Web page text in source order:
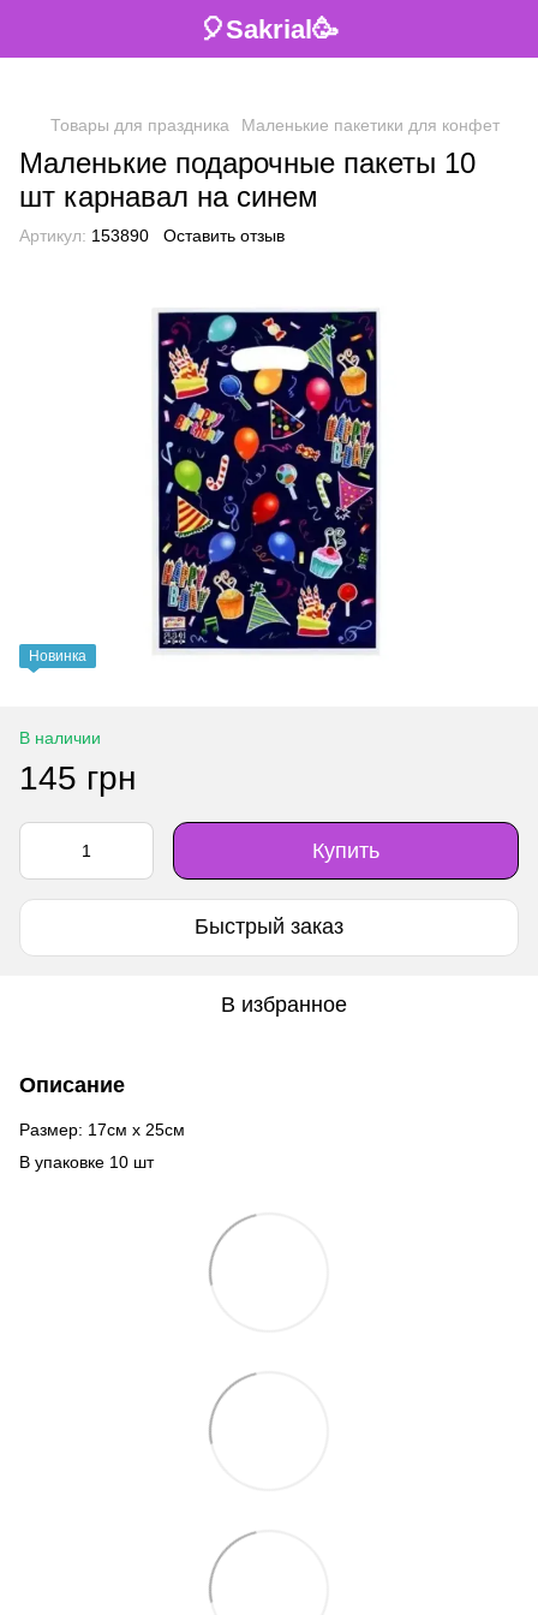
🎈Sakrial🥳
Товары для праздника Маленькие пакетики для конфет
Маленькие подарочные пакеты 10
шт карнавал на синем
Артикул: 153890 Оставить отзыв
Новинка
В наличии
145 грн
Купить
Быстрый заказ
В избранное
Описание
Размер: 17см х 25см
В упаковке 10 шт